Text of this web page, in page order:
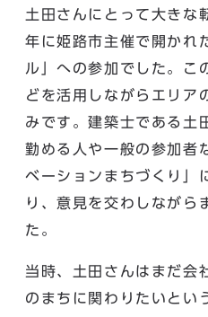
土田さんにとって大きな
年に姫路市主催で開かれ
ル」への参加でした。こ
どを活用しながらエリア
みです。建築士である土
勤める人や一般の参加者
ベーションまちづくり」
り、意見を交わしながら
た。
当時、土田さんはまだ会
のまちに関わりたいとい